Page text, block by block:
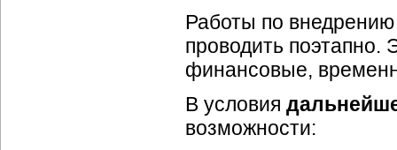
Работы по
проводить поэтапно.
финансовые,
В условия
возможности: